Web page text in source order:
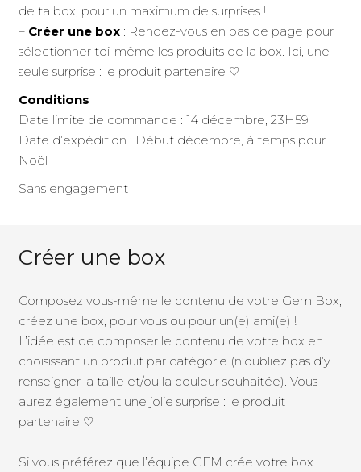
de ta box, pour un maximum de surprises !
– Créer une box: Rendez-vous en bas de page pour
sélectionner toi-même les produits de la box. Ici, une
seule surprise : le produit partenaire ♡
Conditions
Date limite de commande : 14 décembre, 23H59
Date d’expédition : Début décembre, à temps pour
Noël
Sans engagement
Créer une box
Composez vous-même le contenu de votre Gem Box,
créez une box, pour vous ou pour un(e) ami(e) !
L’idée est de composer le contenu de votre box en
choisissant un produit par catégorie (n’oubliez pas d’y
renseigner la taille et/ou la couleur souhaitée). Vous
aurez également une jolie surprise : le produit
partenaire ♡
Si vous préférez que l’équipe GEM crée votre box